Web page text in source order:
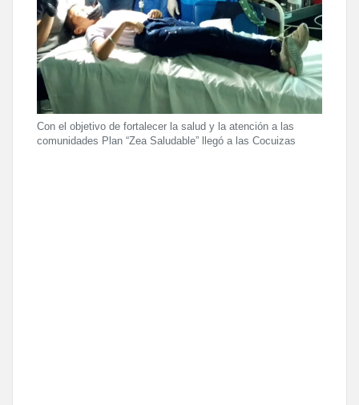
Con el objetivo de fortalecer la salud y la atención a las
comunidades Plan “Zea Saludable” llegó a las Cocuizas